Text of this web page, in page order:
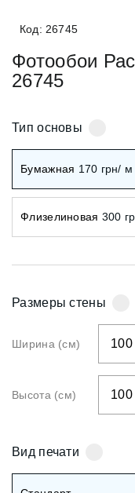
Код: 26745
Фотообои
26745
Тип основы
Бумажная 170 грн/ м
Флизелиновая 300
Размеры стены
Ширина (см)
Высота (см)
Вид печати